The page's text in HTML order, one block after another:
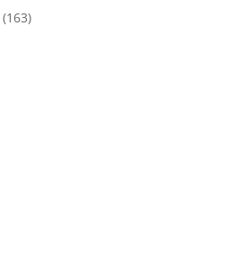
(163)